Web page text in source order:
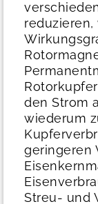
den Strom
wiederum
geringeren
Streu- und